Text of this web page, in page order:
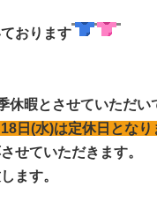
おります
休暇とさせていただい
日(水)は定休日となり
せていただきます。
ます。